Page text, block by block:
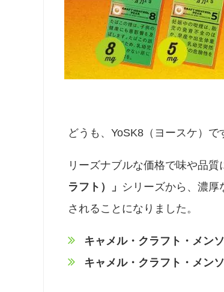
どうも、YoSK8（ヨースケ）で
リーズナブルな価格で味や品
ラフト）」 シリーズから、濃厚
されることになりました。
キャメル・クラフト・メン
キャメル・クラフト・メン